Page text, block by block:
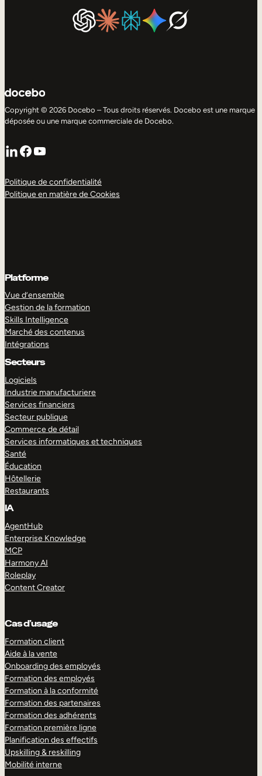
Copyright © 2026 Docebo – Tous droits réservés. Docebo est une marque
déposée ou une marque commerciale de Docebo.
LinkedIn
Facebook
YouTube
Politique de confidentialité
Politique en matière de Cookies
Platforme
Vue d’ensemble
Gestion de la formation
Skills Intelligence
Marché des contenus
Intégrations
Secteurs
Logiciels
Industrie manufacturiere
Services financiers
Secteur publique
Commerce de détail
Services informatiques et techniques
Santé
Éducation
Hôtellerie
Restaurants
IA
AgentHub
Enterprise Knowledge
MCP
Harmony AI
Roleplay
Content Creator
Cas d’usage
Formation client
Aide à la vente
Onboarding des employés
Formation des employés
Formation à la conformité
Formation des partenaires
Formation des adhérents
Formation première ligne
Planification des effectifs
Upskilling & reskilling
Mobilité interne